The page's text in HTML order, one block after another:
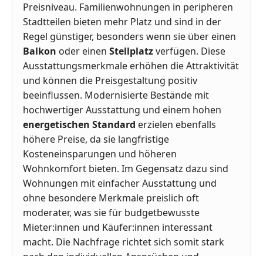
Preisniveau. Familienwohnungen in peripheren
Stadtteilen bieten mehr Platz und sind in der
Regel günstiger, besonders wenn sie über einen
Balkon oder einen Stellplatzverfügen. Diese
Ausstattungsmerkmale erhöhen die Attraktivität
und können die Preisgestaltung positiv
beeinflussen. Modernisierte Bestände mit
hochwertiger Ausstattung und einem hohen
energetischen Standard erzielen ebenfalls
höhere Preise, da sie langfristige
Kosteneinsparungen und höheren
Wohnkomfort bieten. Im Gegensatz dazu sind
Wohnungen mit einfacher Ausstattung und
ohne besondere Merkmale preislich oft
moderater, was sie für budgetbewusste
Mieter:innen und Käufer:innen interessant
macht. Die Nachfrage richtet sich somit stark